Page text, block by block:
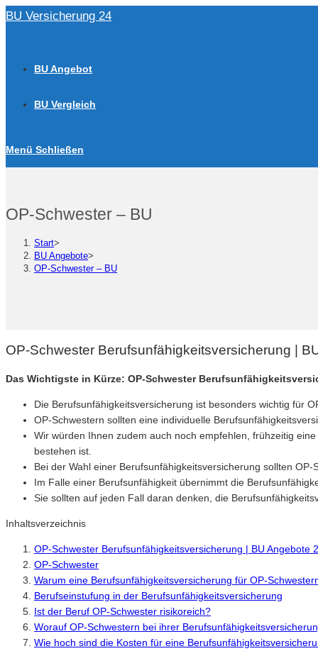
Zum
BU Versicherung 24
BU Angebot
BU Vergleich
Menü Schließen
OP-Schwester – BU
Start>
BU Angebote>
OP-Schwester – BU
OP-Schwester Berufsunfähigkeitsversicherung |
Das Wichtigste in Kürze: OP-Schwester
Die Berufsunfähigkeitsversicherung ist besonders wichtig für
OP-Schwestern sollten eine individuelle
Wir würden Ihnen zudem auch noch empfehlen, frühzeitig
bestehen ist.
Bei der Wahl einer Berufsunfähigkeitsversicherung sollten
Im Falle einer Berufsunfähigkeit übernimmt die
Sie sollten auf jeden Fall daran denken, die
Inhaltsverzeichnis
OP-Schwester Berufsunfähigkeitsversicherung | BU Angebote
OP-Schwester
Warum eine Berufsunfähigkeitsversicherung für OP-
Berufseinstufung in der Berufsunfähigkeitsversicherung
Ist der Beruf OP-Schwester risikoreich?
Worauf OP-Schwestern bei ihrer
Wie hoch sind die Kosten für eine